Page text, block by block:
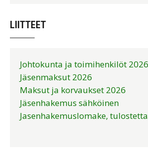
LIITTEET
Johtokunta ja toimihenkilöt 2026
Jäsenmaksut 2026
Maksut ja korvaukset 2026
Jäsenhakemus sähköinen
Jasenhakemuslomake,